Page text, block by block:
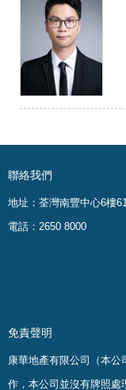
聯絡我們
地址：荃灣南豐中心6樓
電話：2650 8000
免責聲明
康華地產有限公司（本公
作，本公司並沒有牌照處